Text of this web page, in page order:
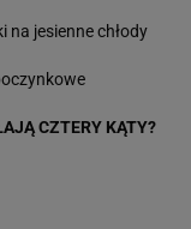
na jesienne chłody
CZTERY KĄTY?